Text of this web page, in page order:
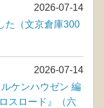
2026-07-14
（文京倉庫300
2026-07-14
ケンハウゼン 編
スロード』（六